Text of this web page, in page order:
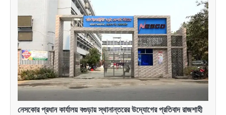
নেসকোর প্রধান কার্যালয় বগুড়ায় স্থানান্তরের উদ্যোগের প্রতিবাদ রাজশাহী